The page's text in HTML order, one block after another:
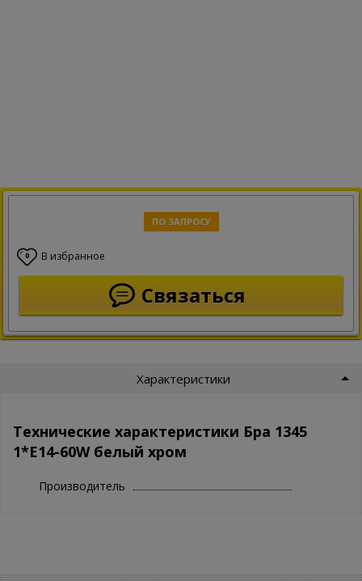
ПО ЗАПРОСУ
0 В избранное
Связаться
Характеристики
Технические характеристики Бра 1345
1*E14-60W белый хром
Производитель